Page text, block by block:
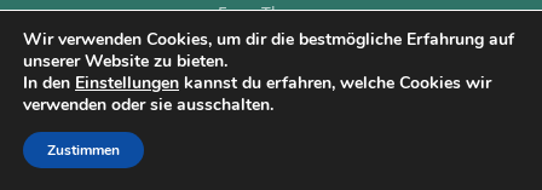
FameThemes
Wir verwenden Cookies, um dir die bestmögliche Erfahrung auf
unserer Website zu bieten.
In den Einstellungen kannst du erfahren, welche Cookies wir
verwenden oder sie ausschalten.
Zustimmen